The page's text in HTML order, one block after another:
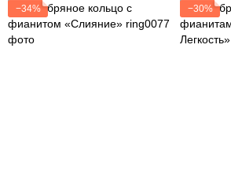
−34% −30%